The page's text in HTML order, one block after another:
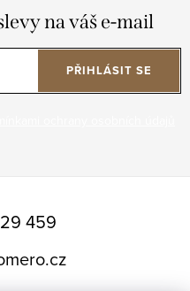
na váš e-mail
PŘIHLÁSIT SE
459